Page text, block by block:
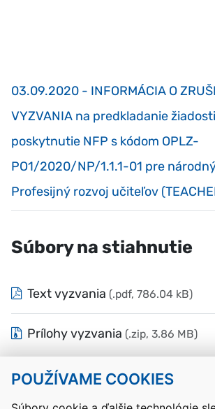
POUŽÍVAME COOKIES
03.09.2020 - INFORMÁCIA O
VYZVANIA na predkladanie
poskytnutie NFP s kódom OPLZ-
PO1/2020/NP/1.1.1-01 pre
Profesijný rozvoj učiteľov
Súbory na stiahnutie
Text vyzvania (.pdf, 786.04 kB)
Prílohy vyzvania (.zip, 3.86 MB)